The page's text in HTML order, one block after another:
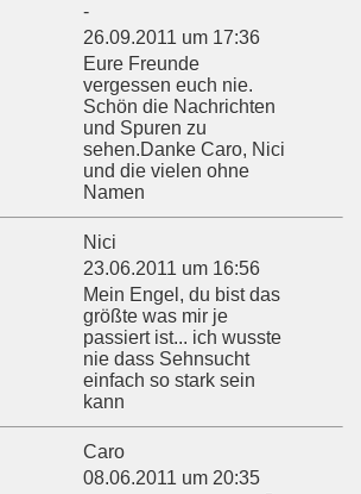
-
26.09.2011 um 17:36
Eure Freunde
vergessen euch nie.
Schön die Nachrichten
und Spuren zu
sehen.Danke Caro, Nici
und die vielen ohne
Namen
Nici
23.06.2011 um 16:56
Mein Engel, du bist das
größte was mir je
passiert ist... ich wusste
nie dass Sehnsucht
einfach so stark sein
kann
Caro
08.06.2011 um 20:35